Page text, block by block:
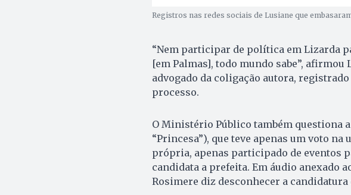
Registros nas redes sociais de Lusiane que
“Nem participar de política em Lizarda
[em Palmas], todo mundo sabe”,
advogado da coligação autora,
processo.
O Ministério Público também questiona
“Princesa”), que teve apenas um voto
própria, apenas participado de eventos
candidata a prefeita. Em áudio anexado
Rosimere diz desconhecer a candidatura